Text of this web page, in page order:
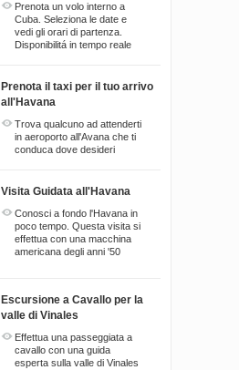
Prenota un volo interno a
Cuba. Seleziona le date e
vedi gli orari di partenza.
Disponibilitá in tempo reale
Prenota il taxi per il tuo arrivo
all'Havana
Trova qualcuno ad attenderti
in aeroporto all'Avana che ti
conduca dove desideri
Visita Guidata all'Havana
Conosci a fondo l'Havana in
poco tempo. Questa visita si
effettua con una macchina
americana degli anni '50
Escursione a Cavallo per la
valle di Vinales
Effettua una passeggiata a
cavallo con una guida
esperta sulla valle di Vinales